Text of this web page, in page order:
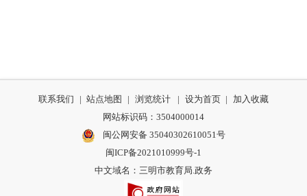
联系我们 | 站点地图 | 浏览统计 | 设为首页 |
加入收藏
网站标识码：3504000014
闽公网安备 35040302610051号
闽ICP备2021010999号-1
中文域名：三明市教育局.政务